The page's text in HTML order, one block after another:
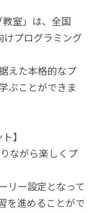
教室」は、全国
プログラミング
えた本格的なプ
ぶことができま
】
ながら楽しくプ
リー設定となって
を進めることがで